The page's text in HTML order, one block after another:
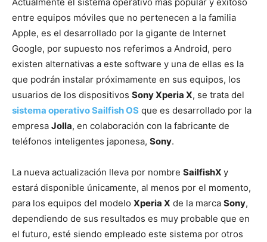
Actualmente el sistema operativo más popular y exitoso
entre equipos móviles que no pertenecen a la familia
Apple, es el desarrollado por la gigante de Internet
Google, por supuesto nos referimos a Android, pero
existen alternativas a este software y una de ellas es la
que podrán instalar próximamente en sus equipos, los
usuarios de los dispositivos Sony Xperia X, se trata del
sistema operativo Sailfish OS que es desarrollado por la
empresa Jolla, en colaboración con la fabricante de
teléfonos inteligentes japonesa, Sony.
La nueva actualización lleva por nombre SailfishX y
estará disponible únicamente, al menos por el momento,
para los equipos del modelo Xperia X de la marca Sony,
dependiendo de sus resultados es muy probable que en
el futuro, esté siendo empleado este sistema por otros